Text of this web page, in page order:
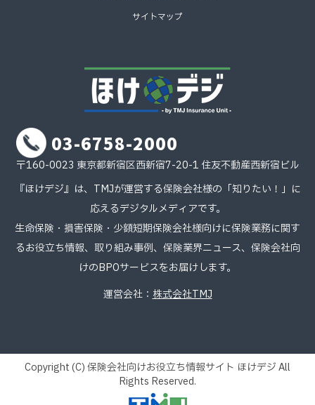
サイトマップ
03-6758-2000
〒160-0023 東京都新宿区西新宿7-20-1 住友不動産西新宿ビル
『ほけデジ』は、TMJが運営する保険会社様の「知りたい！」に
応えるデジタルメディアです。
生命保険・損害保険・少額短期保険会社様向けに保険業務に関す
るお役立ち情報、取り組み事例、保険業界ニュース、保険会社向
けのBPOサービスをお届けします。
運営会社： 株式会社TMJ
Copyright (C) 保険会社向けお役立ち情報サイト ほけデジ All
Rights Reserved.